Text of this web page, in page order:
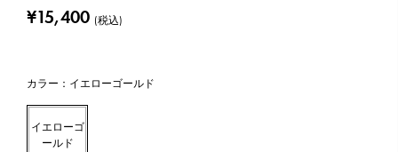
¥15,400 (税込)
カラー：イエローゴールド
イエローゴ
ールド